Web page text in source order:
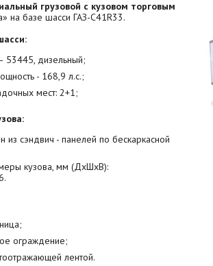
грузовой с кузовом торговым
на базе шасси ГАЗ-C41R33.
53445, дизельный;
- 168,9 л.с.;
мест: 2+1;
из сэндвич - панелей по бескаркасной
кузова, мм (ДхШхВ):
ограждение;
лентой.